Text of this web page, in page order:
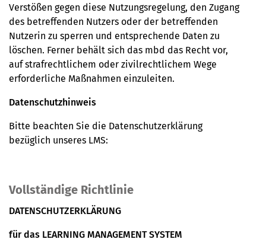
Verstößen gegen diese Nutzungsregelung, den Zugang
des betreffenden Nutzers oder der betreffenden
Nutzerin zu sperren und entsprechende Daten zu
löschen. Ferner behält sich das mbd das Recht vor,
auf strafrechtlichem oder zivilrechtlichem Wege
erforderliche Maßnahmen einzuleiten.
Datenschutzhinweis
Bitte beachten Sie die Datenschutzerklärung
bezüglich unseres LMS:
Vollständige Richtlinie
DATENSCHUTZERKLÄRUNG
für das LEARNING MANAGEMENT SYSTEM